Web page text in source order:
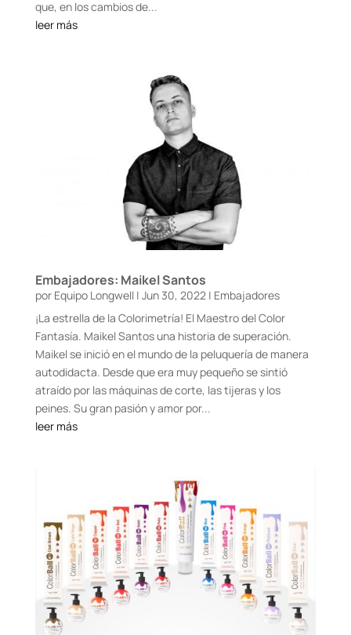
que, en los cambios de...
leer más
Embajadores: Maikel Santos
por Equipo Longwell| Jun 30, 2022| Embajadores
¡La estrella de la Colorimetría! El Maestro del Color
Fantasía. Maikel Santos una historia de superación.
Maikel se inició en el mundo de la peluquería de manera
autodidacta. Desde que era muy pequeño se sintió
atraído por las máquinas de corte, las tijeras y los
peines. Su gran pasión y amor por...
leer más